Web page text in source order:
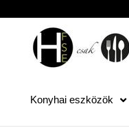
Konyhai eszközök